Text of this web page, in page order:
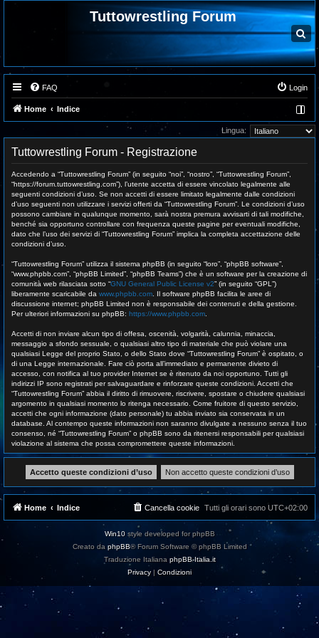
Tuttowrestling Forum
C
e
r
c
a
FAQ Login
Home Indice
Lingua:
Tuttowrestling Forum - Registrazione
Accedendo a “Tuttowrestling Forum” (in seguito “noi”, “nostro”, “Tuttowrestling Forum”,
“https://forum.tuttowrestling.com”), l’utente accetta di essere vincolato legalmente alle
seguenti condizioni d’uso. Se non accetti di essere limitato legalmente dalle condizioni
d’uso seguenti non utilizzare i servizi offerti da “Tuttowrestling Forum”. Le condizioni d’uso
possono cambiare in qualunque momento, sarà nostra premura avvisarti di tali modifiche,
benché sia opportuno controllare con frequenza queste pagine per eventuali modifiche,
dato che l’uso dei servizi di “Tuttowrestling Forum” implica la completa accettazione delle
condizioni d’uso.
“Tuttowrestling Forum” utilizza il sistema phpBB (in seguito “loro”, “phpBB software”,
“www.phpbb.com”, “phpBB Limited”, “phpBB Teams”) che è un software per la creazione di
comunità web rilasciata sotto “GNU General Public License v2” (in seguito “GPL”)
liberamente scaricabile da www.phpbb.com . Il software phpBB facilita le aree di
discussione internet; phpBB Limited non è responsabile dei contenuti e della gestione.
Per ulteriori informazioni su phpBB: https://www.phpbb.com
Accetti di non inviare alcun tipo di offesa, oscenità, volgarità, calunnia, minaccia,
messaggio a sfondo sessuale, o qualsiasi altro tipo di materiale che può violare una
qualsiasi Legge del proprio Stato, o dello Stato dove “Tuttowrestling Forum” è ospitato, o
di una Legge internazionale. Fare ciò porta all’immediato e permanente divieto di
accesso, con notifica al tuo provider Internet se è ritenuto da noi opportuno. Tutti gli
indirizzi IP sono registrati per salvaguardare e rinforzare queste condizioni. Accetti che
“Tuttowrestling Forum” abbia il diritto di rimuovere, riscrivere, spostare o chiudere qualsiasi
argomento in qualsiasi momento lo ritenga necessario. Come fruitore di questo servizio,
accetti che ogni informazione (dato personale) tu abbia inviato sia conservata in un
database. Al contempo queste informazioni non saranno divulgate a nessuno senza il tuo
consenso, né “Tuttowrestling Forum” o phpBB sono da ritenersi responsabili per qualsiasi
violazione al sistema che possa compromettere queste informazioni.
Home Indice Tutti gli orari sono UTC+02:00
Cancella cookie
Win10style developed for phpBB
Creato da phpBB® Forum Software © phpBB Limited
Traduzione Italiana phpBB-Italia.it
Privacy | Condizioni